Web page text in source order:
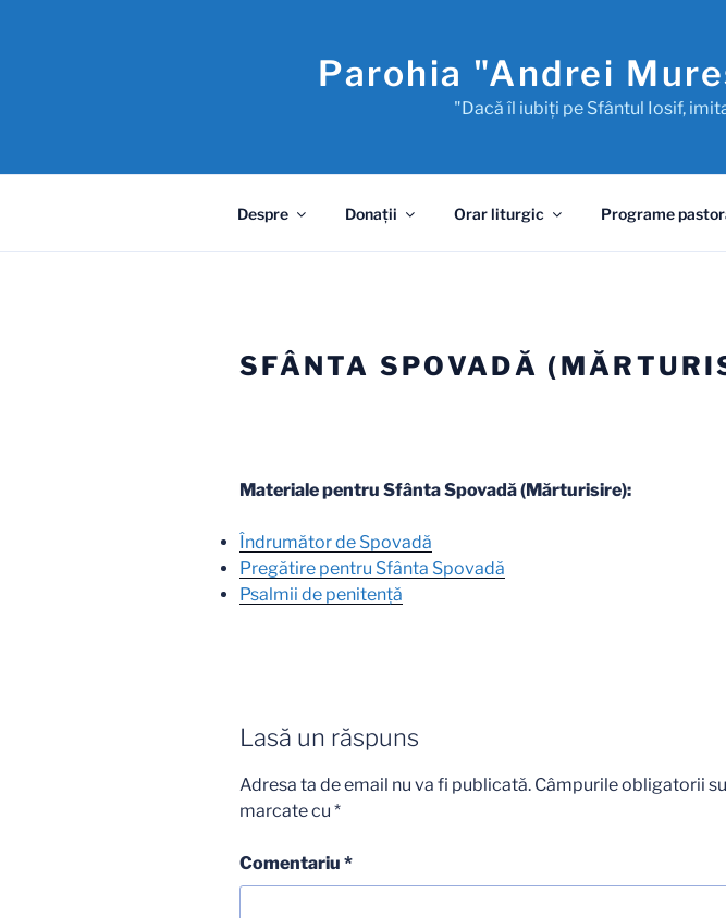
Parohia "Andrei
"Dacă îl iubiţi pe Sfântul Iosif,
Despre Donaţii Orar liturgic Programe
SFÂNTA SPOVADĂ
Materiale pentru Sfânta Spovadă (Mărturisire):
Îndrumător de Spovadă
Pregătire pentru Sfânta Spovadă
Psalmii de penitenţă
Lasă un răspuns
Adresa ta de email nu va fi publicată. Câmpurile obligatorii
marcate cu *
Comentariu *